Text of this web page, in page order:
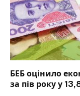
БЕБ оцінило
за пів року у